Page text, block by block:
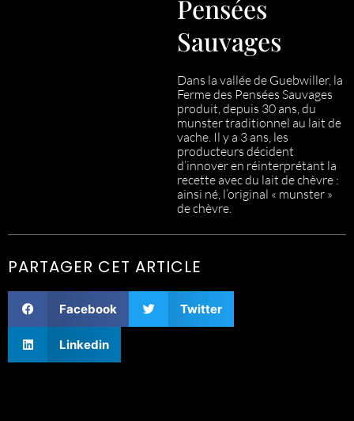
Pensées
Sauvages
Dans la vallée de Guebwiller, la
Ferme des Pensées Sauvages
produit, depuis 30 ans, du
munster traditionnel au lait de
vache. Il y a 3 ans, les
producteurs décident
d’innover en réinterprétant la
recette avec du lait de chèvre :
ainsi né, l’original « munster »
de chèvre.
PARTAGER CET ARTICLE
Facebook Twitter
Linkedin